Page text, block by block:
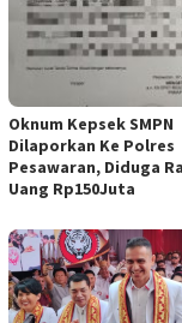
Oknum Kepsek SMPN
Dilaporkan Ke Polres
Pesawaran, Diduga
Uang Rp150Juta